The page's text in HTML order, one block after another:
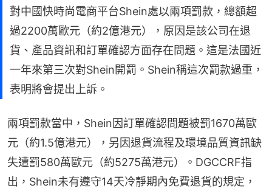
對中國快時尚電商平台Shein處以兩項罰款，總額超
過2200萬歐元（約2億港元），原因是該公司在退
貨、產品資訊和訂單確認方面存在問題。這是法國近
一年來第三次對Shein開罰。Shein稱這次罰款過重，
表明將會提出上訴。
兩項罰款當中，Shein因訂單確認問題被罰1670萬歐
元（約1.5億港元），另因退貨流程及環境品質資訊缺
失遭罰580萬歐元（約5275萬港元）。DGCCRF指
出，Shein未有遵守14天冷靜期內免費退貨的規定，